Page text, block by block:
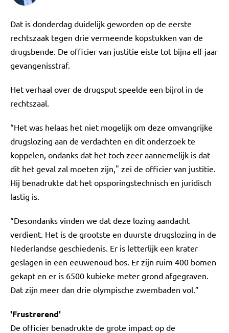
Dat is donderdag duidelijk geworden op de eerste
rechtszaak tegen drie vermeende kopstukken van de
drugsbende. De officier van justitie eiste tot bijna elf jaar
gevangenisstraf.
Het verhaal over de drugsput speelde een bijrol in de
rechtszaal.
“Het was helaas het niet mogelijk om deze omvangrijke
drugslozing aan de verdachten en dit onderzoek te
koppelen, ondanks dat het toch zeer aannemelijk is dat
dit het geval zal moeten zijn," zei de officier van justitie.
Hij benadrukte dat het opsporingstechnisch en juridisch
lastig is.
“Desondanks vinden we dat deze lozing aandacht
verdient. Het is de grootste en duurste drugslozing in de
Nederlandse geschiedenis. Er is letterlijk een krater
geslagen in een eeuwenoud bos. Er zijn ruim 400 bomen
gekapt en er is 6500 kubieke meter grond afgegraven.
Dat zijn meer dan drie olympische zwembaden vol.”
'Frustrerend'
De officier benadrukte de grote impact op de